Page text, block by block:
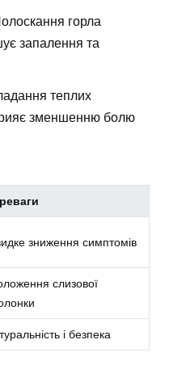
горла
запалення та
теплих
зменшенню болю
зниження симптомів
слизової
і безпека